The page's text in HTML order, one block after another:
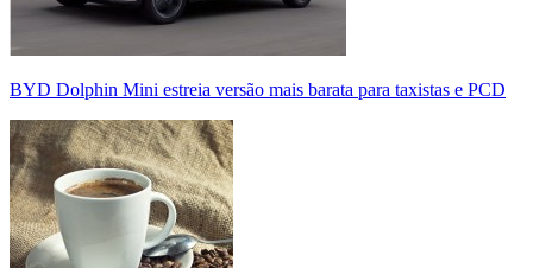
BYD Dolphin Mini estreia versão mais barata para taxistas e PCD